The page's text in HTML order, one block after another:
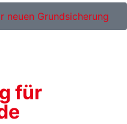
neuen Grundsicherung
für